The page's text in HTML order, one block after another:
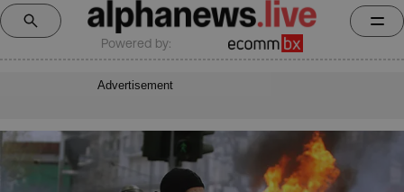
Powered by:
Advertisement